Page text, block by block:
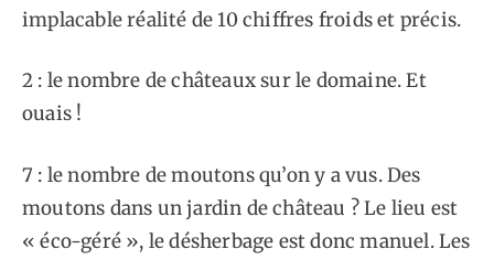
implacable réalité de 10 chiffres froids et précis.
2 : le nombre de châteaux sur le domaine. Et
ouais !
7 : le nombre de moutons qu’on y a vus. Des
moutons dans un jardin de château ? Le lieu est
« éco-géré », le désherbage est donc manuel. Les